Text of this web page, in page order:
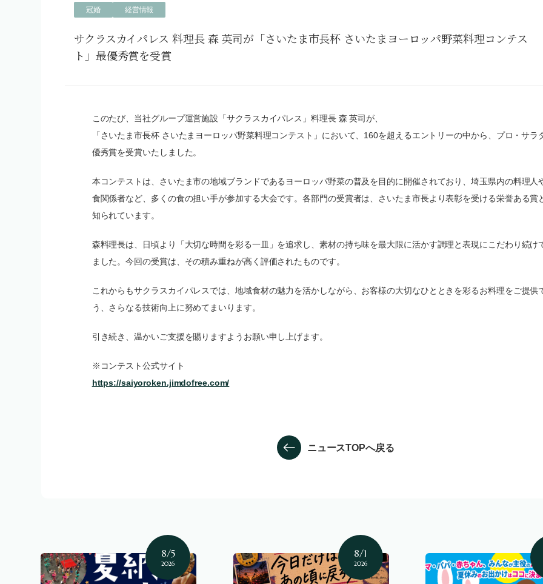
冠婚 経営情報
サクラスカイパレス 料理長 森 英司が「さいたま市長杯 さいたまヨーロッパ野菜料理コンテス
ト」最優秀賞を受賞
このたび、当社グループ運営施設「サクラスカイパレス」料理長 森 英司が、
「さいたま市長杯 さいたまヨーロッパ野菜料理コンテスト」において、160を超えるエントリーの中から、プロ・サラ
優秀賞を受賞いたしました。
本コンテストは、さいたま市の地域ブランドであるヨーロッパ野菜の普及を目的に開催されており、埼玉県内の料理人
食関係者など、多くの食の担い手が参加する大会です。各部門の受賞者は、さいたま市長より表彰を受ける栄誉ある賞
知られています。
森料理長は、日頃より「大切な時間を彩る一皿」を追求し、素材の持ち味を最大限に活かす調理と表現にこだわり続け
ました。今回の受賞は、その積み重ねが高く評価されたものです。
これからもサクラスカイパレスでは、地域食材の魅力を活かしながら、お客様の大切なひとときを彩るお料理をご提供
う、さらなる技術向上に努めてまいります。
引き続き、温かいご支援を賜りますようお願い申し上げます。
※コンテスト公式サイト
https://saiyoroken.jimdofree.com/
ニュースTOPへ戻る
8/5
2026
8/1
2026